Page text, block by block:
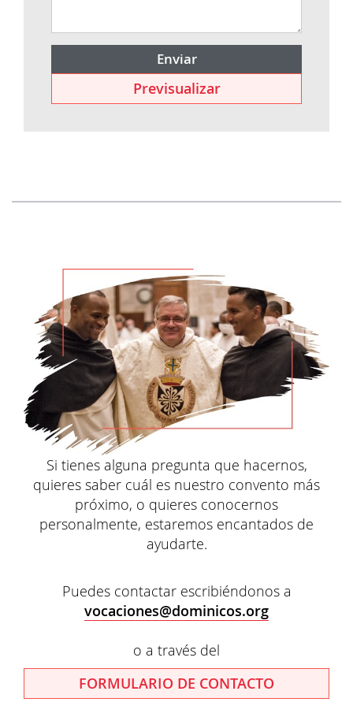
Si tienes alguna pregunta que hacernos,
quieres saber cuál es nuestro convento más
próximo, o quieres conocernos
personalmente, estaremos encantados de
ayudarte.
Puedes contactar escribiéndonos a
vocaciones@dominicos.org
o a través del
FORMULARIO DE CONTACTO